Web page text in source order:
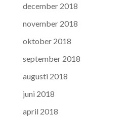
december 2018
november 2018
oktober 2018
september 2018
augusti 2018
juni 2018
april 2018